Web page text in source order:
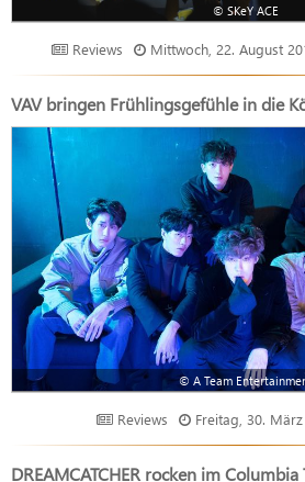
© SKeY ACE
Reviews Mittwoch, 22. August
VAV bringen Frühlingsgefühle in die
© A Team
Reviews Freitag, 30.
DREAMCATCHER rocken im